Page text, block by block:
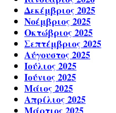
Δεκέμβριος 2025
Νοέμβριος 2025
Οκτώβριος 2025
Σεπτέμβριος 2025
Αύγουστος 2025
Ιούλιος 2025
Ιούνιος 2025
Μάιος 2025
Απρίλιος 2025